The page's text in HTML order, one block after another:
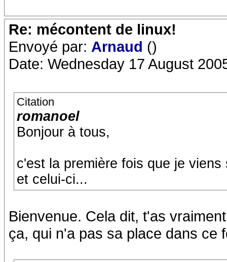
Re: mécontent de linux!
Envoyé par: Arnaud ()
Date: Wednesday 17 August
Citation
romanoel
Bonjour à tous,
c'est la première fois que je
et celui-ci...
Bienvenue. Cela dit, t'as
ça, qui n'a pas sa place dans ce